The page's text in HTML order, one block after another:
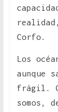
Corfo.
Los
aunque
frágil.
somos,